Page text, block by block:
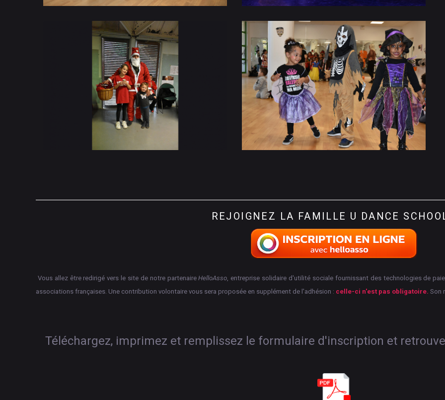
NOEL DES ENFANTS 2022 STAGES TOUSSAINT 2022
REJOIGNEZ LA FAMILLE U DANCE
Vous allez être redirigé vers le site de notre partenaireHelloAsso, entreprise solidaire d'utilité sociale fournissant des technologies de
associations françaises. Une contribution volontaire vous sera proposée en supplément de l'adhésion : celle-ci n'est pas obligatoire. Son
Téléchargez, imprimez et remplissez le formulaire d'inscription et